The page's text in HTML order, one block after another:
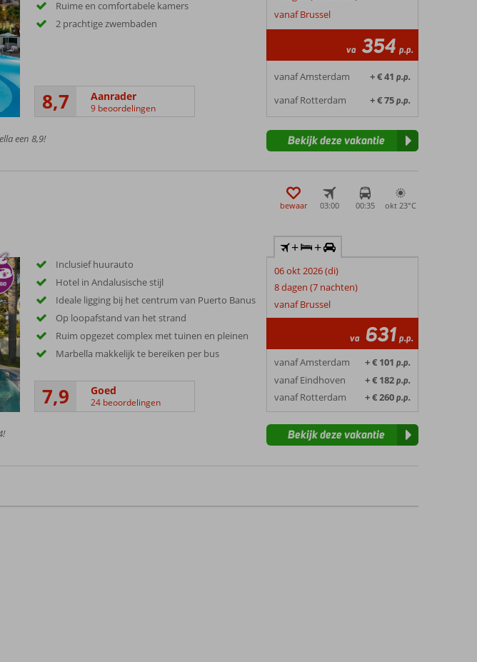
Ruime en comfortabele kamers
2 prachtige zwembaden
8,7 Aanrader
9 beoordelingen
vanaf Brussel
va 354 p.p.
vanaf Amsterdam + € 41 p.p.
vanaf Rotterdam + € 75p.p.
een 8,9! Bekijk deze vakantie
bewaar 03:00 00:35 okt 23°C
Inclusief huurauto
Hotel in Andalusische stijl
Ideale ligging bij het centrum van Puerto Banus
Op loopafstand van het strand
Ruim opgezet complex met tuinen en pleinen
Marbella makkelijk te bereiken per bus
7,9 Goed
24 beoordelingen
+ +
06 okt 2026 (di)
8 dagen (7 nachten)
vanaf Brussel
va 631 p.p.
vanaf Amsterdam + € 101 p.p.
vanaf Eindhoven + € 182p.p.
vanaf Rotterdam + € 260p.p.
Bekijk deze vakantie